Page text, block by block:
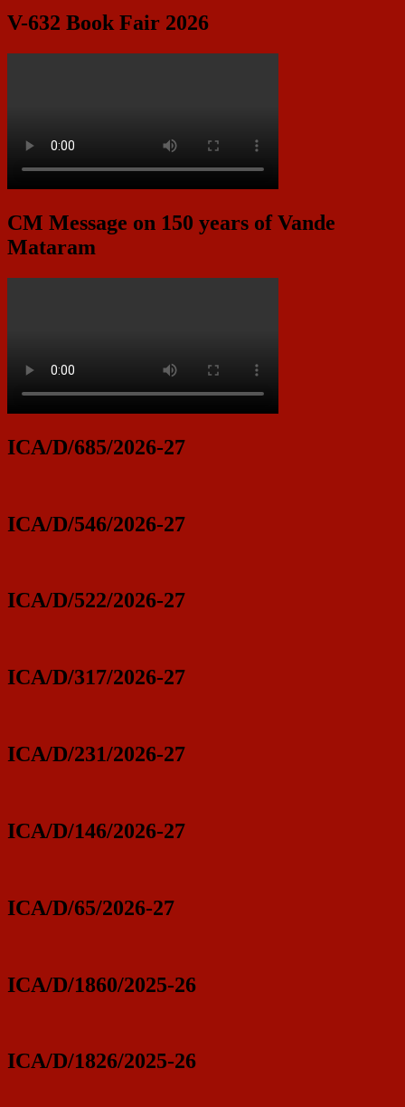
V-632 Book Fair 2026
CM Message on 150 years of Vande
Mataram
ICA/D/685/2026-27
ICA/D/546/2026-27
ICA/D/522/2026-27
ICA/D/317/2026-27
ICA/D/231/2026-27
ICA/D/146/2026-27
ICA/D/65/2026-27
ICA/D/1860/2025-26
ICA/D/1826/2025-26